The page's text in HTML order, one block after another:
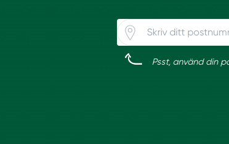
Psst, använd din